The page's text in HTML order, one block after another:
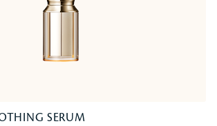
SERUM